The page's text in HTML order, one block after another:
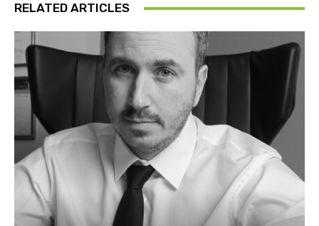
RELATED ARTICLES